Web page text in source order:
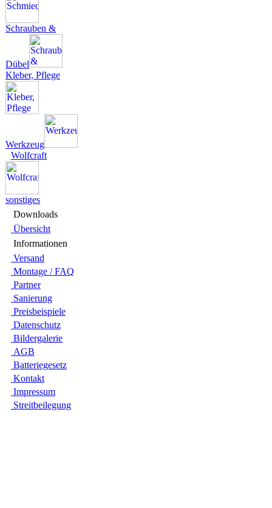
Schrauben &
Dübel
Kleber, Pflege
Werkzeug
Wolfcraft
sonstiges
Downloads
Übersicht
Infor­ma­tionen
Versand
Montage / FAQ
Partner
Sanie­rung
Preis­beispiele
Daten­schutz
Bilder­galerie
AGB
Batte­rie­gesetz
Kontakt
Impres­sum
Streit­bei­legung